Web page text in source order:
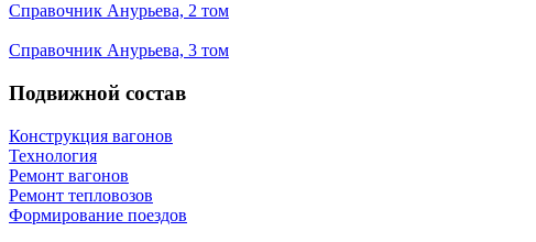
Справочник Анурьева, 2 том
Справочник Анурьева, 3 том
Подвижной состав
Конструкция вагонов
Технология
Ремонт вагонов
Ремонт тепловозов
Формирование поездов